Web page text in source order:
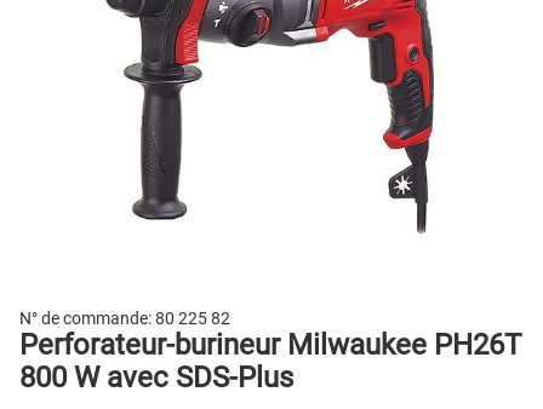
N° de commande:80 225 82
Perforateur-burineur Milwaukee PH26T
800 W avec SDS-Plus